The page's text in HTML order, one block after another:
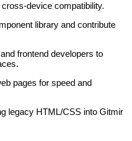
device compatibility.
library and contribute
frontend developers to
pages for speed and
legacy HTML/CSS into Gitmir